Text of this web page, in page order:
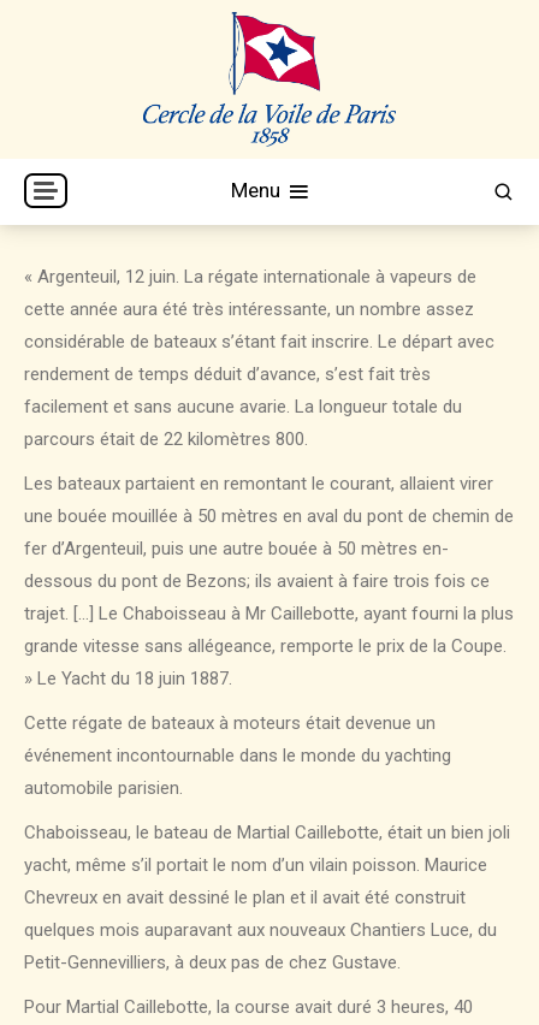
CVP
Cercle de la Voile de Paris
Menu
« Argenteuil, 12 juin. La régate internationale à vapeurs de
cette année aura été très intéressante, un nombre assez
considérable de bateaux s’étant fait inscrire. Le départ avec
rendement de temps déduit d’avance, s’est fait très
facilement et sans aucune avarie. La longueur totale du
parcours était de 22 kilomètres 800.
Les bateaux partaient en remontant le courant, allaient virer
une bouée mouillée à 50 mètres en aval du pont de chemin de
fer d’Argenteuil, puis une autre bouée à 50 mètres en-
dessous du pont de Bezons; ils avaient à faire trois fois ce
trajet. […] Le Chaboisseau à Mr Caillebotte, ayant fourni la plus
grande vitesse sans allégeance, remporte le prix de la Coupe.
» Le Yacht du 18 juin 1887.
Cette régate de bateaux à moteurs était devenue un
événement incontournable dans le monde du yachting
automobile parisien.
Chaboisseau, le bateau de Martial Caillebotte, était un bien joli
yacht, même s’il portait le nom d’un vilain poisson. Maurice
Chevreux en avait dessiné le plan et il avait été construit
quelques mois auparavant aux nouveaux Chantiers Luce, du
Petit-Gennevilliers, à deux pas de chez Gustave.
Pour Martial Caillebotte, la course avait duré 3 heures, 40